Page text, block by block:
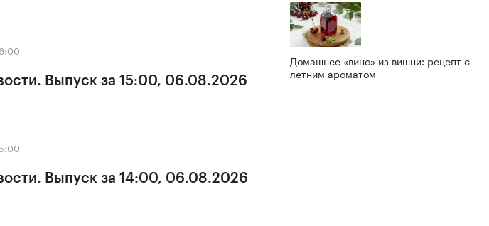
Выпуск за 15:00, 06.08.2026
Выпуск за 14:00, 06.08.2026
Домашнее «вино» из вишни: рецепт с
летним ароматом